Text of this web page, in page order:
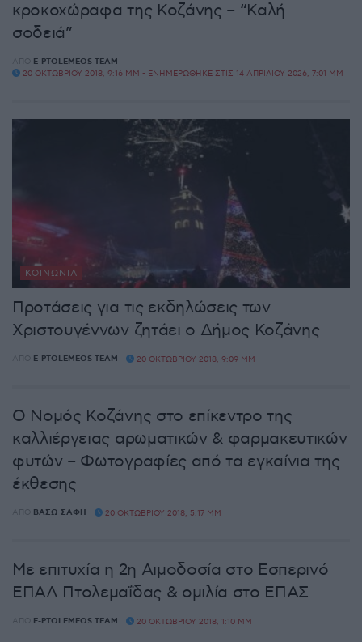
κροκοχώραφα της Κοζάνης – “Καλή
σοδειά”
ΑΠΌ E-PTOLEMEOS TEAM
20 ΟΚΤΩΒΡΊΟΥ 2018, 9:16 ΜΜ - ΕΝΗΜΕΡΏΘΗΚΕ ΣΤΙΣ 14 ΑΠΡΙΛΊΟΥ 2026, 7:01 ΜΜ
ΚΟΙΝΩΝΊΑ
Προτάσεις για τις εκδηλώσεις των
Χριστουγέννων ζητάει ο Δήμος Κοζάνης
ΑΠΌ E-PTOLEMEOS TEAM 20 ΟΚΤΩΒΡΊΟΥ 2018, 9:09 ΜΜ
Ο Νομός Κοζάνης στο επίκεντρο της
καλλιέργειας αρωματικών & φαρμακευτικών
φυτών – Φωτογραφίες από τα εγκαίνια της
έκθεσης
ΑΠΌ ΒΆΣΩ ΣΆΦΗ 20 ΟΚΤΩΒΡΊΟΥ 2018, 5:17 ΜΜ
Με επιτυχία η 2η Αιμοδοσία στο Εσπερινό
ΕΠΑΛ Πτολεμαΐδας & ομιλία στο ΕΠΑΣ
ΑΠΌ E-PTOLEMEOS TEAM 20 ΟΚΤΩΒΡΊΟΥ 2018, 1:10 ΜΜ